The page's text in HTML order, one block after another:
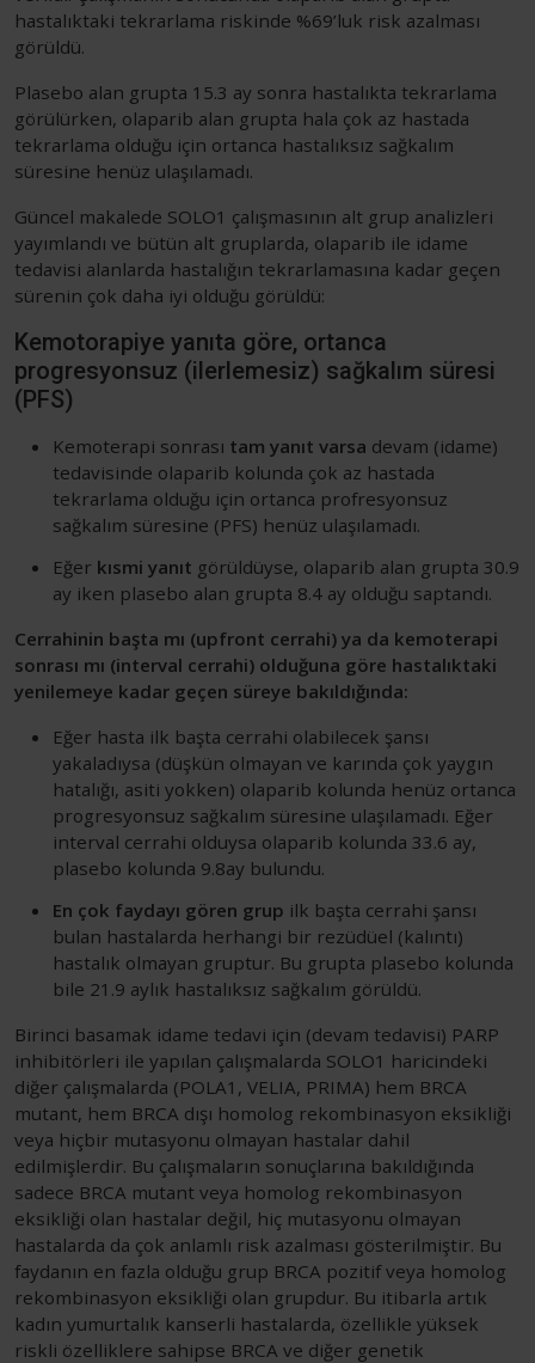
hastalıktaki tekrarlama riskinde %69’luk risk azalması
görüldü.
Plasebo alan grupta 15.3 ay sonra hastalıkta tekrarlama
görülürken, olaparib alan grupta hala çok az hastada
tekrarlama olduğu için ortanca hastalıksız sağkalım
süresine henüz ulaşılamadı.
Güncel makalede SOLO1 çalışmasının alt grup analizleri
yayımlandı ve bütün alt gruplarda, olaparib ile idame
tedavisi alanlarda hastalığın tekrarlamasına kadar geçen
sürenin çok daha iyi olduğu görüldü:
Kemotorapiye yanıta göre, ortanca
progresyonsuz (ilerlemesiz) sağkalım süresi
(PFS)
Kemoterapi sonrası tam yanıt varsa devam (idame)
tedavisinde olaparib kolunda çok az hastada
tekrarlama olduğu için ortanca profresyonsuz
sağkalım süresine (PFS) henüz ulaşılamadı.
Eğer kısmi yanıt görüldüyse, olaparib alan grupta 30.9
ay iken plasebo alan grupta 8.4 ay olduğu saptandı.
Cerrahinin başta mı (upfront cerrahi) ya da kemoterapi
sonrası mı (interval cerrahi) olduğuna göre hastalıktaki
yenilemeye kadar geçen süreye bakıldığında:
Eğer hasta ilk başta cerrahi olabilecek şansı
yakaladıysa (düşkün olmayan ve karında çok yaygın
hatalığı, asiti yokken) olaparib kolunda henüz ortanca
progresyonsuz sağkalım süresine ulaşılamadı. Eğer
interval cerrahi olduysa olaparib kolunda 33.6 ay,
plasebo kolunda 9.8ay bulundu.
En çok faydayı gören grup ilk başta cerrahi şansı
bulan hastalarda herhangi bir rezüdüel (kalıntı)
hastalık olmayan gruptur. Bu grupta plasebo kolunda
bile 21.9 aylık hastalıksız sağkalım görüldü.
Birinci basamak idame tedavi için (devam tedavisi) PARP
inhibitörleri ile yapılan çalışmalarda SOLO1 haricindeki
diğer çalışmalarda (POLA1, VELIA, PRIMA) hem BRCA
mutant, hem BRCA dışı homolog rekombinasyon eksikliği
veya hiçbir mutasyonu olmayan hastalar dahil
edilmişlerdir. Bu çalışmaların sonuçlarına bakıldığında
sadece BRCA mutant veya homolog rekombinasyon
eksikliği olan hastalar değil, hiç mutasyonu olmayan
hastalarda da çok anlamlı risk azalması gösterilmiştir. Bu
faydanın en fazla olduğu grup BRCA pozitif veya homolog
rekombinasyon eksikliği olan grupdur. Bu itibarla artık
kadın yumurtalık kanserli hastalarda, özellikle yüksek
riskli özelliklere sahipse BRCA ve diğer genetik